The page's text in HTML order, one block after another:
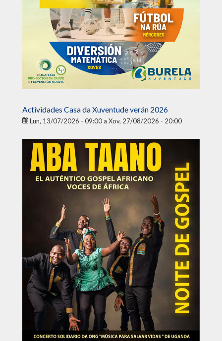
Actividades Casa da Xuventude verán 2026
Lun, 13/07/2026 - 09:00 a Xov, 27/08/2026 - 20:00